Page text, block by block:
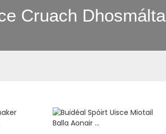
Cruach Dhosmálta